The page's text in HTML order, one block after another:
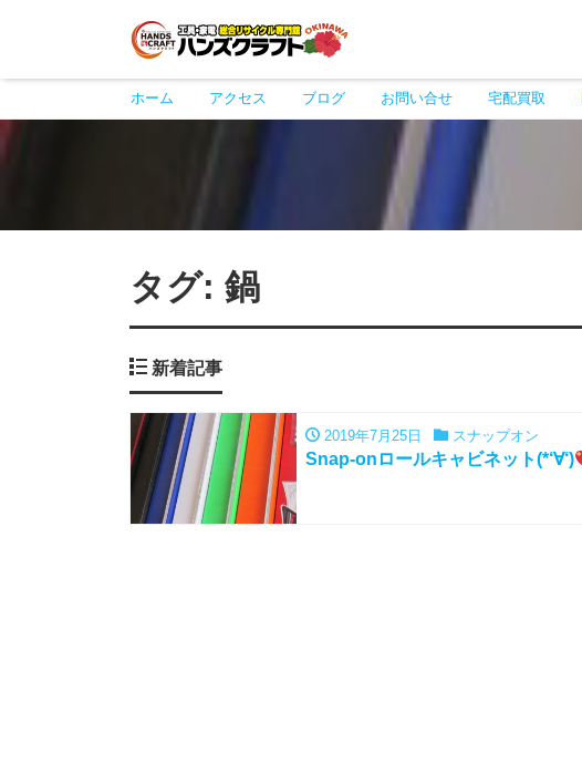
ホーム アクセス ブログ お問い合せ 宅配買取
タグ: 鍋
新着記事
2019年7月25日 スナップオン
Snap-onロールキャビネット(*‘∀‘)